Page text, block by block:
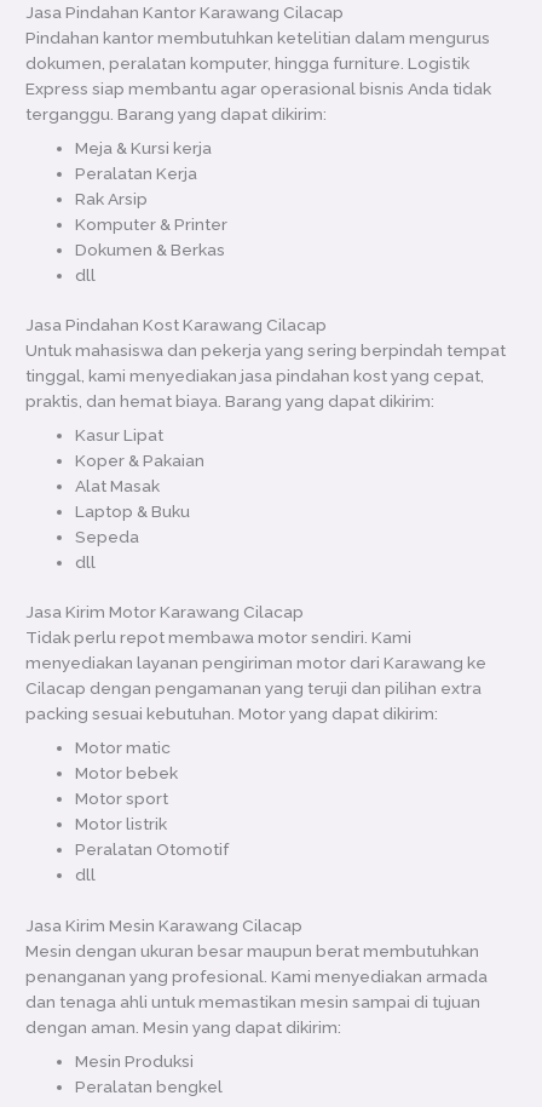
Jasa Pindahan Kantor Karawang Cilacap
Pindahan kantor membutuhkan ketelitian dalam mengurus
dokumen, peralatan komputer, hingga furniture. Logistik
Express siap membantu agar operasional bisnis Anda tidak
terganggu. Barang yang dapat dikirim:
Meja & Kursi kerja
Peralatan Kerja
Rak Arsip
Komputer & Printer
Dokumen & Berkas
dll
Jasa Pindahan Kost Karawang Cilacap
Untuk mahasiswa dan pekerja yang sering berpindah tempat
tinggal, kami menyediakan jasa pindahan kost yang cepat,
praktis, dan hemat biaya. Barang yang dapat dikirim:
Kasur Lipat
Koper & Pakaian
Alat Masak
Laptop & Buku
Sepeda
dll
Jasa Kirim Motor Karawang Cilacap
Tidak perlu repot membawa motor sendiri. Kami
menyediakan layanan pengiriman motor dari Karawang ke
Cilacap dengan pengamanan yang teruji dan pilihan extra
packing sesuai kebutuhan. Motor yang dapat dikirim:
Motor matic
Motor bebek
Motor sport
Motor listrik
Peralatan Otomotif
dll
Jasa Kirim Mesin Karawang Cilacap
Mesin dengan ukuran besar maupun berat membutuhkan
penanganan yang profesional. Kami menyediakan armada
dan tenaga ahli untuk memastikan mesin sampai di tujuan
dengan aman. Mesin yang dapat dikirim:
Mesin Produksi
Peralatan bengkel